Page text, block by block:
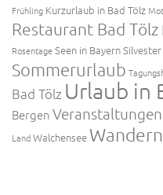
Frühling Kurzurlaub in Bad Tölz
Restaurant Bad Tölz
RosentageSeen in BayernSilvester
Sommerurlaub
Bad Tölz Urlaub in
Bergen
LandWalchensee Wandern